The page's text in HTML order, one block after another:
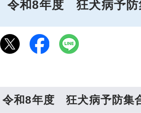
令和8年度 狂犬病予防
令和8年度 狂犬病予防集